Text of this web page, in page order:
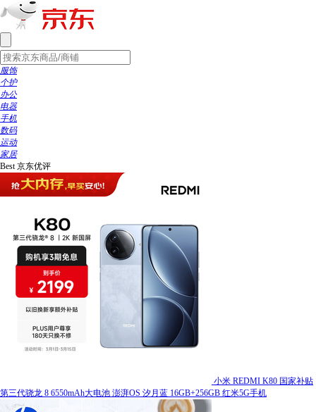
服饰
个护
办公
电器
手机
数码
运动
家居
Best 京东优评
小米 REDMI K80 国家补贴
第三代骁龙 8 6550mAh大电池 澎湃OS 汐月蓝 16GB+256GB 红米5G手机